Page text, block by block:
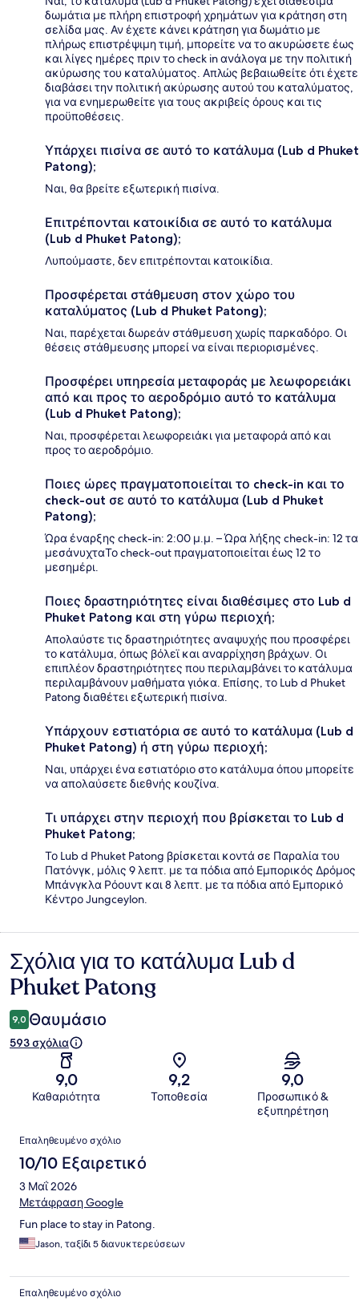
δωμάτια με πλήρη επιστροφή χρημάτων για κράτηση στη
σελίδα μας. Αν έχετε κάνει κράτηση για δωμάτιο με
πλήρως επιστρέψιμη τιμή, μπορείτε να το ακυρώσετε έως
και λίγες ημέρες πριν το check in ανάλογα με την πολιτική
ακύρωσης του καταλύματος. Απλώς βεβαιωθείτε ότι έχετε
διαβάσει την πολιτική ακύρωσης αυτού του καταλύματος,
για να ενημερωθείτε για τους ακριβείς όρους και τις
προϋποθέσεις.
Υπάρχει πισίνα σε αυτό το κατάλυμα (Lub d Phuket
Patong);
Ναι, θα βρείτε εξωτερική πισίνα.
Επιτρέπονται κατοικίδια σε αυτό το κατάλυμα
(Lub d Phuket Patong);
Λυπούμαστε, δεν επιτρέπονται κατοικίδια.
Προσφέρεται στάθμευση στον χώρο του
καταλύματος (Lub d Phuket Patong);
Ναι, παρέχεται δωρεάν στάθμευση χωρίς παρκαδόρο. Οι
θέσεις στάθμευσης μπορεί να είναι περιορισμένες.
Προσφέρει υπηρεσία μεταφοράς με λεωφορειάκι
από και προς το αεροδρόμιο αυτό το κατάλυμα
(Lub d Phuket Patong);
Ναι, προσφέρεται λεωφορειάκι για μεταφορά από και
προς το αεροδρόμιο.
Ποιες ώρες πραγματοποιείται το check-in και το
check-out σε αυτό το κατάλυμα (Lub d Phuket
Patong);
Ώρα έναρξης check-in: 2:00 μ.μ. – Ώρα λήξης check-in: 12 τα
μεσάνυχταΤο check-out πραγματοποιείται έως 12 το
μεσημέρι.
Ποιες δραστηριότητες είναι διαθέσιμες στο Lub d
Phuket Patong και στη γύρω περιοχή;
Απολαύστε τις δραστηριότητες αναψυχής που προσφέρει
το κατάλυμα, όπως βόλεϊ και αναρρίχηση βράχων. Οι
επιπλέον δραστηριότητες που περιλαμβάνει το κατάλυμα
περιλαμβάνουν μαθήματα γιόκα. Επίσης, το Lub d Phuket
Patong διαθέτει εξωτερική πισίνα.
Υπάρχουν εστιατόρια σε αυτό το κατάλυμα (Lub d
Phuket Patong) ή στη γύρω περιοχή;
Ναι, υπάρχει ένα εστιατόριο στο κατάλυμα όπου μπορείτε
να απολαύσετε διεθνής κουζίνα.
Τι υπάρχει στην περιοχή που βρίσκεται το Lub d
Phuket Patong;
Το Lub d Phuket Patong βρίσκεται κοντά σε Παραλία του
Πατόνγκ, μόλις 9 λεπτ. με τα πόδια από Εμπορικός Δρόμος
Μπάνγκλα Ρόουντ και 8 λεπτ. με τα πόδια από Εμπορικό
Κέντρο Jungceylon.
Σχόλια
Σχόλια για το κατάλυμα Lub d
Phuket Patong
9,0 Θαυμάσιο
593 σχόλια
9,0
Καθαριότητα
9,2
Τοποθεσία
9,0
Προσωπικό &
εξυπηρέτηση
Σχόλια
Επαληθευμένο σχόλιο
10/10 Εξαιρετικό
3 Μαΐ 2026
Μετάφραση Google
Fun place to stay in Patong.
Jason, ταξίδι 5 διανυκτερεύσεων
Επαληθευμένο σχόλιο